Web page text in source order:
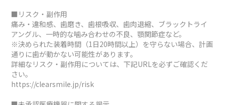
■リスク・副作用
痛み・違和感、歯磨き、歯根吸収、歯肉退縮、ブラックトライ
アングル、一時的な噛み合わせの不良、顎関節症など。
※決められた装着時間（1日20時間以上）を守らない場合、計画
通りに歯が動かない可能性があります。
詳細なリスク・副作用については、下記URLを必ずご確認くだ
さい。
https://clearsmile.jp/risk